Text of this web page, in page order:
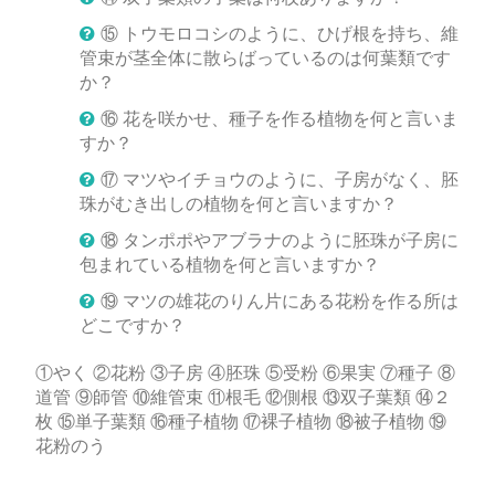
⑮ トウモロコシのように、ひげ根を持ち、維
管束が茎全体に散らばっているのは何葉類です
か？
⑯ 花を咲かせ、種子を作る植物を何と言いま
すか？
⑰ マツやイチョウのように、子房がなく、胚
珠がむき出しの植物を何と言いますか？
⑱ タンポポやアブラナのように胚珠が子房に
包まれている植物を何と言いますか？
⑲ マツの雄花のりん片にある花粉を作る所は
どこですか？
①やく ②花粉 ③子房 ④胚珠 ⑤受粉 ⑥果実 ⑦種子 ⑧
道管 ⑨師管 ⑩維管束 ⑪根毛 ⑫側根 ⑬双子葉類 ⑭２
枚 ⑮単子葉類 ⑯種子植物 ⑰裸子植物 ⑱被子植物 ⑲
花粉のう